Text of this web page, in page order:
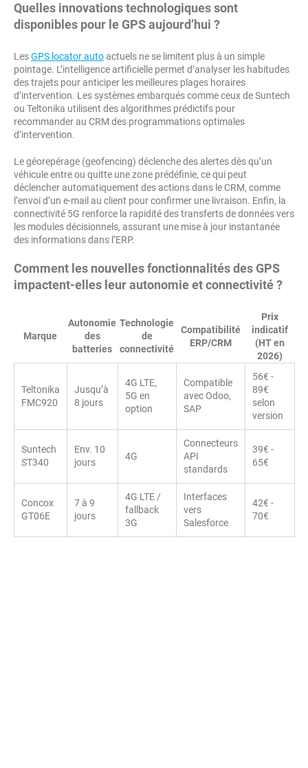
Quelles innovations technologiques sont
disponibles pour le GPS aujourd’hui ?
LesGPS locator autoactuels ne se limitent plus à un simple
pointage. L’intelligence artificielle permet d’analyser les habitudes
des trajets pour anticiper les meilleures plages horaires
d’intervention. Les systèmes embarqués comme ceux de Suntech
ou Teltonika utilisent des algorithmes prédictifs pour
recommander au CRM des programmations optimales
d’intervention.
Le géorepérage (geofencing) déclenche des alertes dès qu’un
véhicule entre ou quitte une zone prédéfinie, ce qui peut
déclencher automatiquement des actions dans le CRM, comme
l’envoi d’un e-mail au client pour confirmer une livraison. Enfin, la
connectivité 5G renforce la rapidité des transferts de données vers
les modules décisionnels, assurant une mise à jour instantanée
des informations dans l’ERP.
Comment les nouvelles fonctionnalités des GPS
impactent-elles leur autonomie et connectivité ?
Marque
Autonomie
des
batteries
Technologie
de
connectivité
Compatibilité
ERP/CRM
Prix
indicatif
(HT en
2026)
Teltonika
FMC920
Jusqu’à
8 jours
4G LTE,
5G en
option
Compatible
avec Odoo,
SAP
56€ -
89€
selon
version
Suntech
ST340
Env. 10
jours
4G
Connecteurs
API
standards
39€ -
65€
Concox
GT06E
7 à 9
jours
4G LTE /
fallback
3G
Interfaces
vers
Salesforce
42€ -
70€